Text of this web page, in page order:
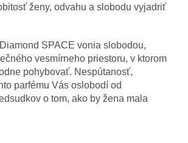
ženy, odvahu a slobodu vyjadriť
SPACE vonia slobodou,
vesmírneho priestoru, v ktorom
pohybovať. Nespútanosť,
parfému Vás oslobodí od
o tom, ako by žena mala